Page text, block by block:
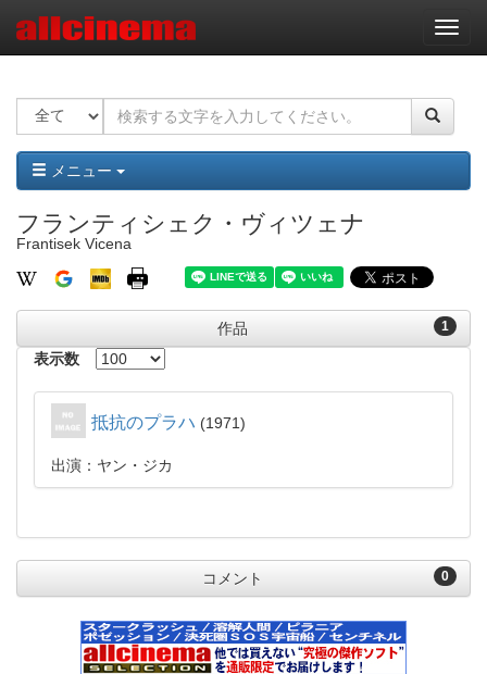
ナ
ビ
ー
ョ
ン
メニュー
フランティシェク・ヴィツェナ
Frantisek Vicena
1
作品
表示数
抵抗のプラハ 1971
出演：ヤン・ジカ
0
コメント